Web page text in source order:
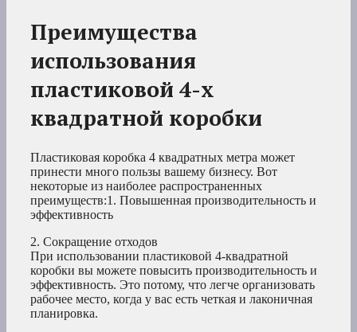
Преимущества
использования
пластиковой 4-х
квадратной коробки
Пластиковая коробка 4 квадратных метра может
принести много пользы вашему бизнесу. Вот
некоторые из наиболее распространенных
преимуществ:1. Повышенная производительность и
эффективность
2. Сокращение отходов
При использовании пластиковой 4-квадратной
коробки вы можете повысить производительность и
эффективность. Это потому, что легче организовать
рабочее место, когда у вас есть четкая и лаконичная
планировка.